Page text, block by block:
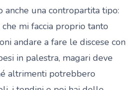
una contropartita tipo:
mi faccia proprio tanto
andare a fare le discese con
in palestra, magari deve
altrimenti potrebbero